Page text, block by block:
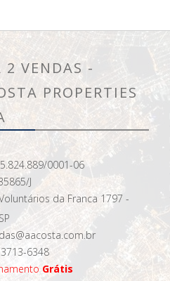
2 VENDAS -
PROPERTIES
0001-06
J
da Franca 1797 -
6348
Grátis